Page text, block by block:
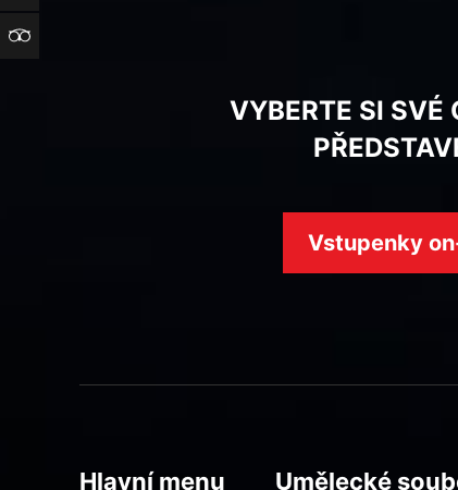
TripAdvisor
VYBERTE SI SVÉ
Vstupenky
Hlavní menu Umělecké